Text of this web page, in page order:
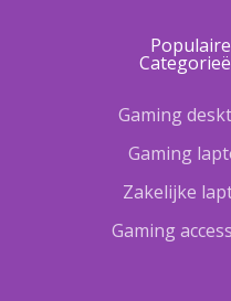
Populaire
Gaming
Gaming
Zakelijke
Gaming